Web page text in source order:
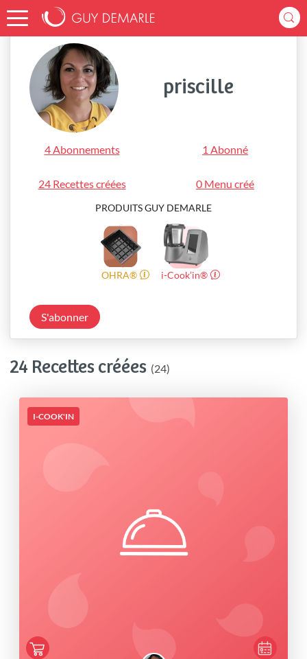
Accueil priscille
priscille
4 Abonnements 1 Abonné
24 Recettes créées 0 Menu créé
PRODUITS GUY DEMARLE
OHRA® i-Cook’in®
S'abonner
24 Recettes créées (24)
I-COOK'IN